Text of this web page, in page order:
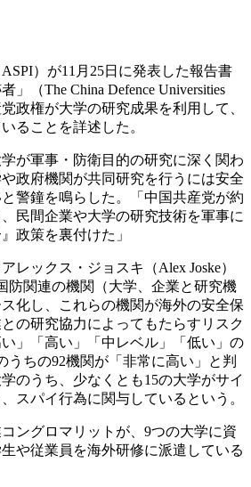
）が11月25日に発表した報告書
」（The China Defence Universities
政権が大学の研究成果を利用して、
ることを詳述した。
が軍事・防衛目的の研究に深く関わ
政府機関が共同研究を行うには安全
警鐘を鳴らした。「中国共産党が約
民間企業や大学の研究技術を軍事に
政策を裏付けた」
レックス・ジョスキ（Alex Joske）
防関連の機関（大学、企業と研究機
化し、これらの機関が海外の安全保
の研究協力によってもたらすリスク
」「高い」「中レベル」「低い」の
うちの92機関が「非常に高い」と判
のうち、少なくとも15の大学がサイ
スパイ行為に関与しているという。
ングロマリットが、9つの大学に資
や従業員を海外研修に派遣している